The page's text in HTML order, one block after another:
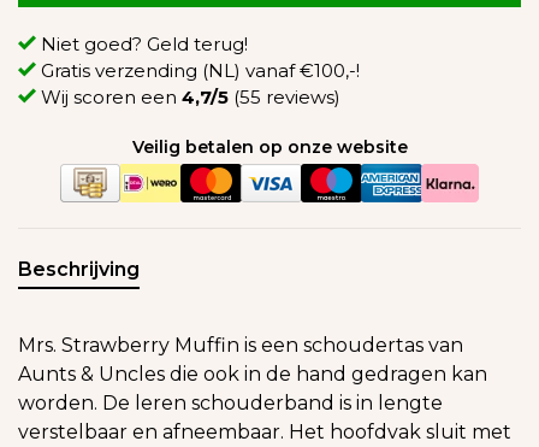
Niet goed? Geld terug!
Gratis verzending (NL) vanaf €100,-!
Wij scoren een 4,7/5 (55 reviews)
Veilig betalen op onze website
Beschrijving
Mrs. Strawberry Muffin is een schoudertas van
Aunts & Uncles die ook in de hand gedragen kan
worden. De leren schouderband is in lengte
verstelbaar en afneembaar. Het hoofdvak sluit met